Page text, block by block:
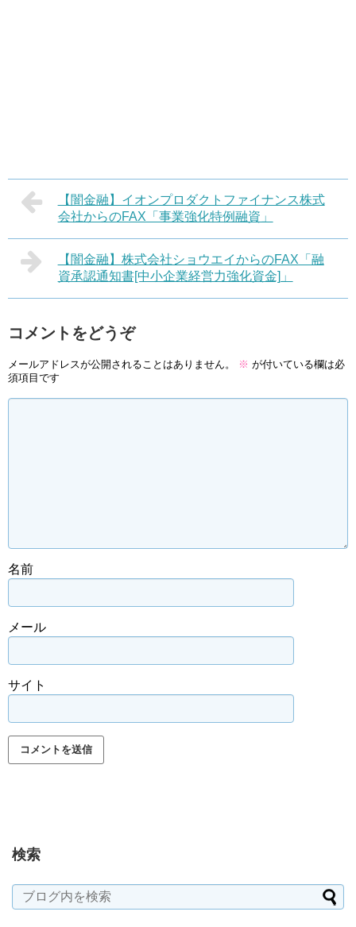
【闇金融】イオンプロダクトファイナンス株式
会社からのFAX「事業強化特例融資」
【闇金融】株式会社ショウエイからのFAX「融
資承認通知書[中小企業経営力強化資金]」
コメントをどうぞ
メールアドレスが公開されることはありません。 ※ が付いている欄は必
須項目です
名前
メール
サイト
検索